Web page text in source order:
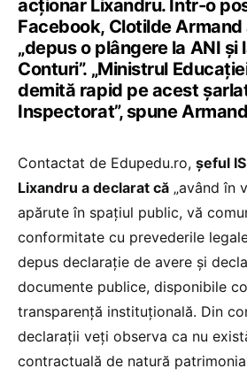
acționar Lixandru. Într-o
Facebook, Clotilde Armand
„depus o plângere la ANI și
Conturi”. „Ministrul
demită rapid pe acest
Inspectorat”, spune
Contactat de Edupedu.ro, șeful
Lixandru a declarat că „având în
apărute în spațiul public, vă
conformitate cu prevederile
depus declarație de avere și
documente publice, disponibile
transparență instituțională. Din
declarații veți observa ca nu
contractuală de natură